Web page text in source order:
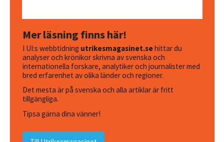
Mer läsning finns här!
I UI:s webbtidning utrikesmagasinet.sehittar du
analyser och krönikor skrivna av svenska och
internationella forskare, analytiker och journalister med
bred erfarenhet av olika länder och regioner.
Det mesta är på svenska och alla artiklar är fritt
tillgängliga.
Tipsa gärna dina vänner!